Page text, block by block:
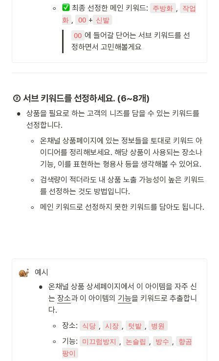
◦ 최종 선정한 메인 키워드: 주방화
작업
화
OO + 신발
OO 에 들어갈 단어는 서브 키워드를 선
정하면서 고민해볼게요
② 서브 키워드를 선정하세요. (6~8개)
•
상품을 필요로 하는 고객의 니즈를 담을 수 있는 키워드를
선정합니다.
◦
온채널 상품페이지에 있는 정보들을 토대로 키워드 아
이디어를 정리해보세요. 해당 상품이 사용되는 장소나
기능, 이를 표현하는 형용사 등을 생각해볼 수 있어요.
◦
검색량이 적더라도 내 상품 노출 가능성이 높은 키워드
를 선정하는 것도 방법입니다.
◦ 메인 키워드로 선정하지 못한 키워드를 담아도 됩니다.
예시
•
온채널 상품 상세페이지에서 이 아이템을 자주 신
는 장소과 이 아이템의 기능을 키워드로 추출합니
다.
◦ 장소: 식당 시장 텃밭 병원
◦ 기능: 미끄럼방지 논슬립 방수
향곰
팡이